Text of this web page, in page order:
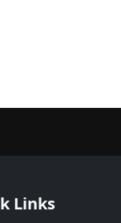
Links